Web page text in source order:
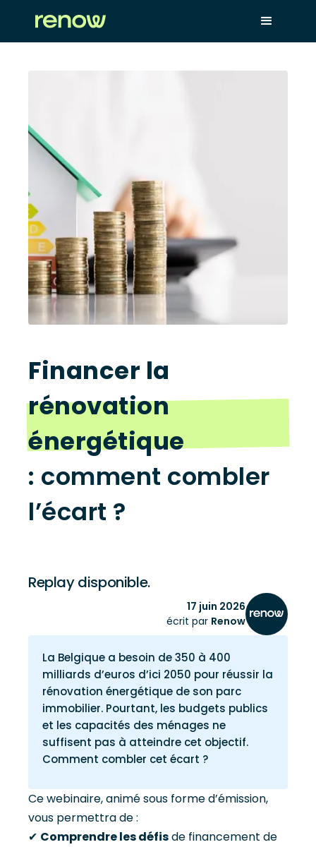
Financer la
rénovation
énergétique
: comment combler
l’écart ?
Replay disponible.
17 juin 2026
écrit par Renow
La Belgique a besoin de 350 à 400
milliards d’euros d’ici 2050 pour réussir la
rénovation énergétique de son parc
immobilier. Pourtant, les budgets publics
et les capacités des ménages ne
suffisent pas à atteindre cet objectif.
Comment combler cet écart ?
Ce webinaire, animé sous forme d’émission,
vous permettra de :
✔ Comprendre les défisde financement de